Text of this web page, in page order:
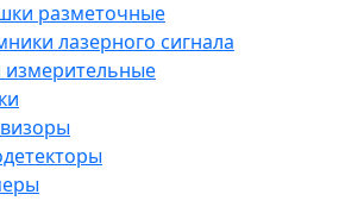
разметочные
лазерного сигнала
измерительные